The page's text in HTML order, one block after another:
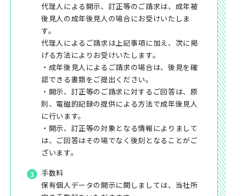
代理人による開示、訂正等のご請求は、成年被
後見人の成年後見人の場合にお受けいたしま
す。
代理人によるご請求は上記事項に加え、次に掲
げる方法によりお受けいたします。
・成年後見人によるご請求の場合は、後見を確
認できる書類をご提出ください。
・開示、訂正等のご請求に対するご回答は、原
則、電磁的記録の提供による方法で成年後見人
に行います。
・開示、訂正等の対象となる情報によりまして
は、ご回答はその場でなく後刻となることがご
ざいます。
手数料
保有個人データの開示に関しましては、当社所